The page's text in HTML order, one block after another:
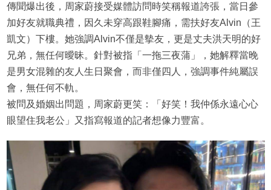
傳聞爆出後，周家蔚接受媒體訪問時笑稱報道誇張，當日參
加好友就職典禮，因久未穿高跟鞋腳痛，需扶好友Alvin（王
凱文）下樓。她強調Alvin不僅是摰友，更是丈夫洪天明的好
兄弟，無任何曖昧。針對被指「一拖三夜蒲」，她解釋當晚
是男女混雜的友人生日聚會，而非僅四人，強調事件純屬誤
會，無任何不軌。
被問及婚姻出問題，周家蔚更笑：「好笑！我仲係永遠心心
眼望住我老公」又指寫報道的記者想像力豐富。